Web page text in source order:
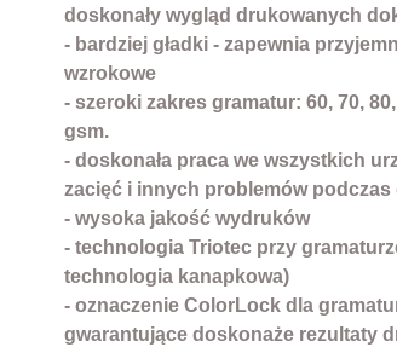
doskonały wygląd drukowanych
- bardziej gładki - zapewnia
wzrokowe
- szeroki zakres gramatur: 60, 70,
gsm.
- doskonała praca we wszystkich
zacięć i innych problemów podczas
- wysoka jakość wydruków
- technologia Triotec przy
technologia kanapkowa)
- oznaczenie ColorLock dla
gwarantujące doskonaże rezultaty